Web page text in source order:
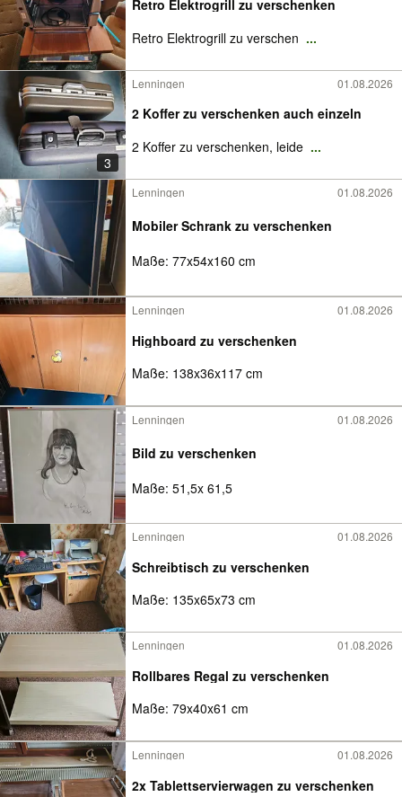
Retro Elektrogrill zu verschenken
Retro Elektrogrill zu verschen ...
3
Lenningen 01.08.2026
2 Koffer zu verschenken auch einzeln
2 Koffer zu verschenken, leide ...
Lenningen 01.08.2026
Mobiler Schrank zu verschenken
Maße: 77x54x160 cm
Lenningen 01.08.2026
Highboard zu verschenken
Maße: 138x36x117 cm
Lenningen 01.08.2026
Bild zu verschenken
Maße: 51,5x 61,5
Lenningen 01.08.2026
Schreibtisch zu verschenken
Maße: 135x65x73 cm
Lenningen 01.08.2026
Rollbares Regal zu verschenken
Maße: 79x40x61 cm
Lenningen 01.08.2026
2x Tablettservierwagen zu verschenken